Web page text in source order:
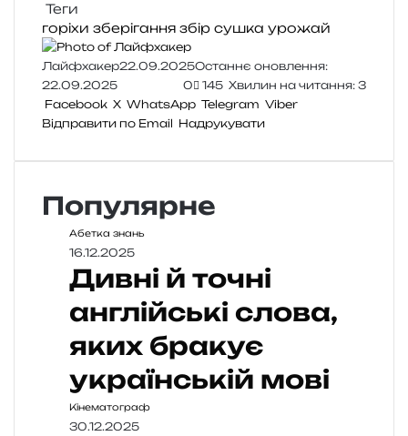
Теги
горіхи зберігання збір сушка урожай
Лайфхакер22.09.2025Останнє оновлення:
22.09.2025
0 145 Хвилин на читання: 3
Facebook X WhatsApp Telegram Viber
Відправити по Email Надрукувати
Популярне
Абетка знань
16.12.2025
Дивні й точні
англійські слова,
яких бракує
українській мові
Кінематограф
30.12.2025